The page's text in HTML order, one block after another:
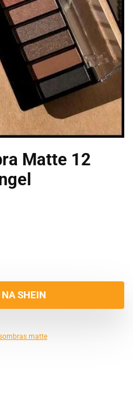
Matte 12
SHEIN
matte